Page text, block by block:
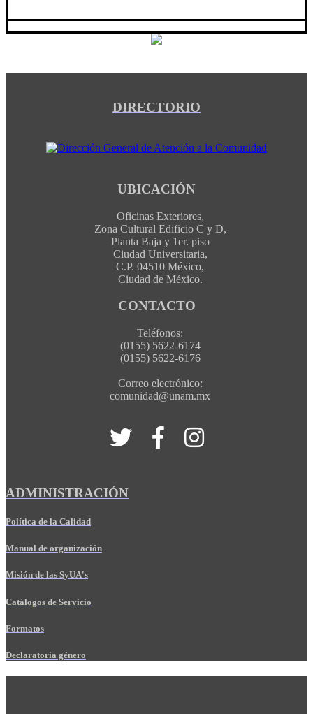
DIRECTORIO
UBICACIÓN
Oficinas Exteriores,
Zona Cultural Edificio C y D,
Planta Baja y 1er. piso
Ciudad Universitaria,
C.P. 04510 México,
Ciudad de México.
CONTACTO
Teléfonos:
(0155) 5622-6174
(0155) 5622-6176
Correo electrónico:
comunidad@unam.mx
ADMINISTRACIÓN
Política de la Calidad
Manual de organización
Misión de las SyUA's
Catálogos de Servicio
Formatos
Declaratoria género